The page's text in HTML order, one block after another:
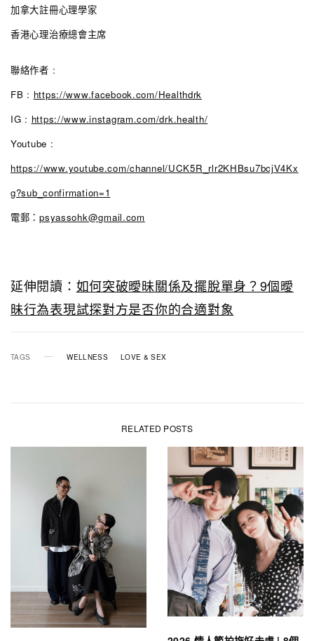
加拿大註冊心理學家
香港心理治療總會主席
聯絡作者 :
FB : https://www.facebook.com/Healthdrk
IG : https://www.instagram.com/drk.health/
Youtube :
https://www.youtube.com/channel/UCK5R_rlr2KHBsu7bcjV4Kx
g?sub_confirmation=1
電郵：psyassohk@gmail.com
延伸閱讀： 如何突破曖昧關係及擺脫單身？9個曖
昧行為表現試探對方是否你的合適對象
TAGS WELLNESS LOVE & SEX
RELATED POSTS